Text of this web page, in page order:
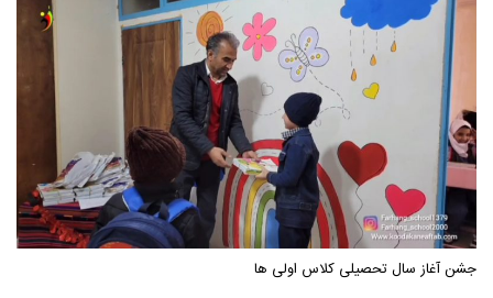
جشن آغاز سال تحصیلی کلاس اولی ها